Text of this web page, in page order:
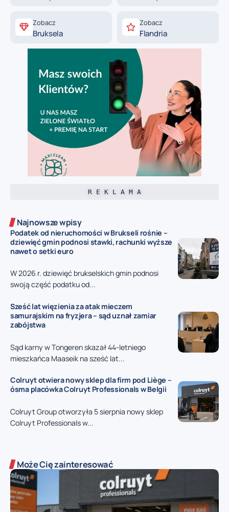
Zobacz
Bruksela
Zobacz
Flandria
R E K L A M A
Najnowsze wpisy
Podatek od nieruchomości w Brukseli rośnie –
dziewięć gmin podnosi stawki, rachunki wyższe
nawet o setki euro
W 2026 r. dziewięć brukselskich gmin podnosi
swoją część podatku od...
Sześć lat więzienia za atak mieczem
samurajskim na fryzjera – sąd uznał zamiar
zabójstwa
Sąd karny w Tongeren skazał 44-letniego
mieszkańca Maaseik na sześć lat...
Colruyt otwiera nowy sklep dla firm pod Liège –
ósma placówka Colruyt Professionals w Belgii
Colruyt Group otworzyła 5 sierpnia nowy sklep
Colruyt Professionals w...
Może Cię zainteresować